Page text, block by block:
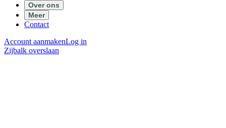
Over ons
Meer
Contact
Account aanmakenLog in
Zijbalk overslaan